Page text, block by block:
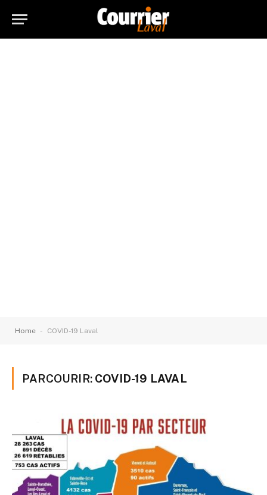
Home - COVID-19 Laval
PARCOURIR: COVID-19 LAVAL